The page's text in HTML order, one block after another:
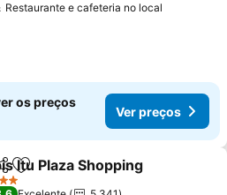
Restaurante e cafeteria no local
os preços
Ver preços
Adicionar aos favoritos
Itu Plaza Shopping